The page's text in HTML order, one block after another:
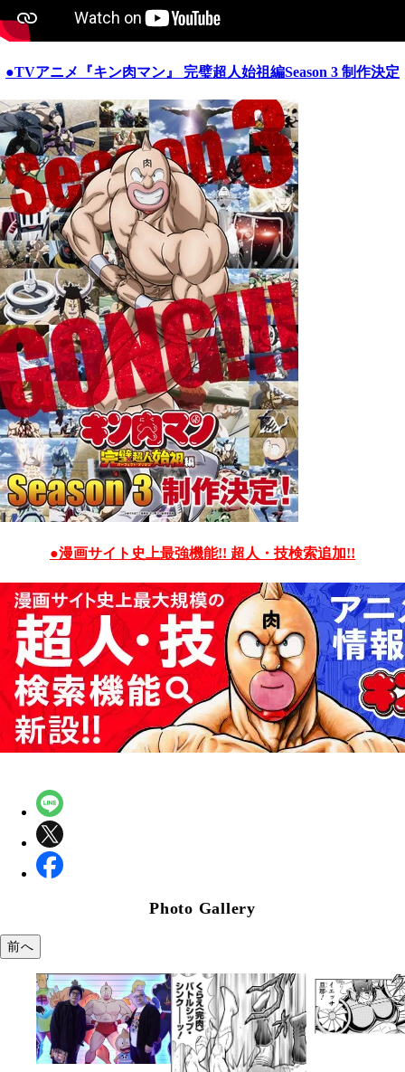
●TVアニメ『キン肉マン 』 完璧超人始祖編Season 3 制作決定
●漫画サイト史上最強機能!! 超人・技検索追加!!
Photo Gallery
前へ